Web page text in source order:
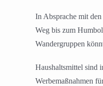
In Absprache mit
Weg bis zum
Wandergruppen
Haushaltsmittel sind
Werbemaßnahmen